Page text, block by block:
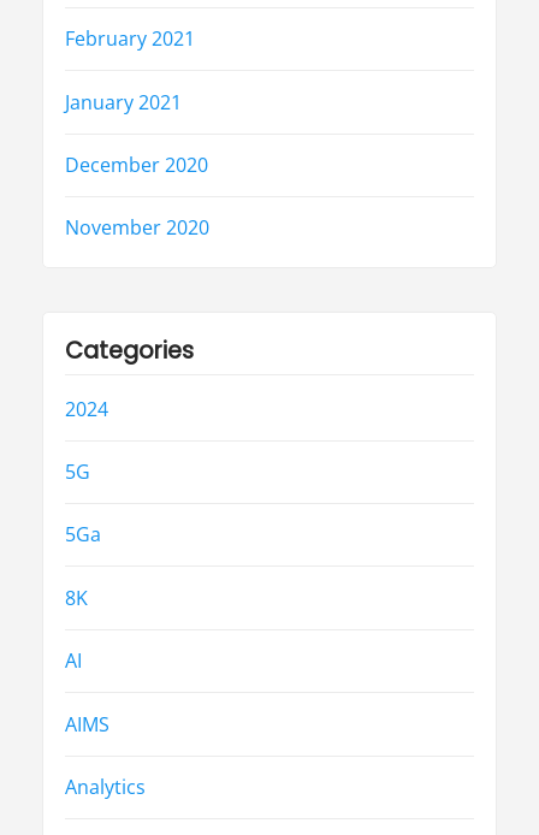
February 2021
January 2021
December 2020
November 2020
Categories
2024
5G
5Ga
8K
AI
AIMS
Analytics